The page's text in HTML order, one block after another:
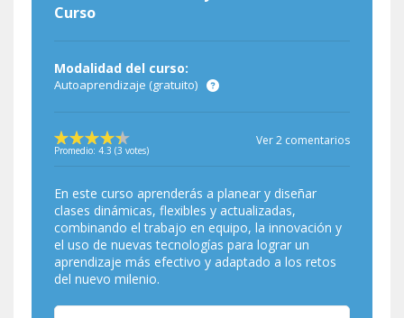
Curso
Modalidad del curso:
Autoaprendizaje (gratuito)
Promedio: 4.3 (3 votes)
Ver 2 comentarios
En este curso aprenderás a planear y diseñar
clases dinámicas, flexibles y actualizadas,
combinando el trabajo en equipo, la innovación y
el uso de nuevas tecnologías para lograr un
aprendizaje más efectivo y adaptado a los retos
del nuevo milenio.